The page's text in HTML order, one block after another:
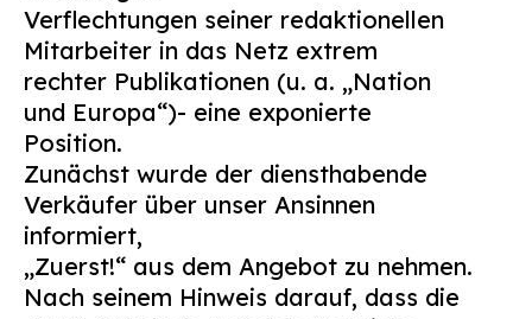
Verflechtungen seiner redaktionellen
Mitarbeiter in das Netz extrem
rechter Publikationen (u. a. „Nation
und Europa“)- eine exponierte
Position.
Zunächst wurde der diensthabende
Verkäufer über unser Ansinnen
informiert,
„Zuerst!“ aus dem Angebot zu nehmen.
Nach seinem Hinweis darauf, dass die